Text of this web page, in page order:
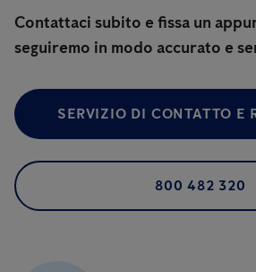
Contattaci subito e fissa un
seguiremo in modo accurato e
SERVIZIO DI CONTATTO E
800 482 320